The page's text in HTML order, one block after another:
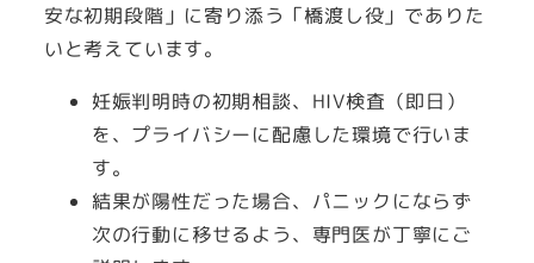
安な初期段階」に寄り添う「橋渡し役」でありた
いと考えています。
妊娠判明時の初期相談、HIV検査（即日）
を、プライバシーに配慮した環境で行いま
す。
結果が陽性だった場合、パニックにならず
次の行動に移せるよう、専門医が丁寧にご